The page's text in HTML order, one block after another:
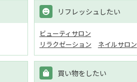
リフレッシュしたい
ビューティサロン
リラクゼーション
ネイルサロン
買い物をしたい